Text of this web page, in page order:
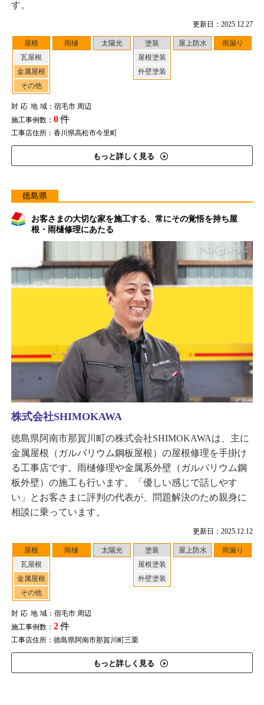
更新日：2025.12.27
屋根
瓦屋根
金属屋根
その他
雨樋 太陽光
塗装
屋根塗装
外壁塗装
屋上防水 雨漏り
対応地域：宿毛市 周辺
施工事例数： 0件
工事店住所：香川県高松市今里町
もっと詳しく見る
す。
徳島県
お客さまの大切な家を施工する、常にその覚悟を持ち屋
根・雨樋修理にあたる
更新日：2025.12.12
屋根
瓦屋根
金属屋根
その他
雨樋 太陽光
塗装
屋根塗装
外壁塗装
屋上防水 雨漏り
対応地域：宿毛市 周辺
施工事例数： 2件
工事店住所：徳島県阿南市那賀川町三栗
もっと詳しく見る
株式会社SHIMOKAWA
徳島県阿南市那賀川町の株式会社SHIMOKAWAは、主に
金属屋根（ガルバリウム鋼板屋根）の屋根修理を手掛け
る工事店です。雨樋修理や金属系外壁（ガルバリウム鋼
板外壁）の施工も行います。「優しい感じで話しやす
い」とお客さまに評判の代表が、問題解決のため親身に
相談に乗っています。